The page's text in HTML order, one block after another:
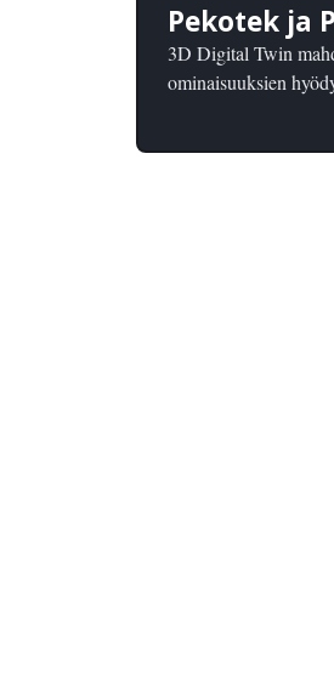
Pekotek ja
3D Digital Twin
ominaisuuksien